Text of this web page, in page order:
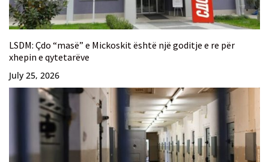
LSDM: Çdo “masë” e Mickoskit është një goditje e re për
xhepin e qytetarëve
July 25, 2026